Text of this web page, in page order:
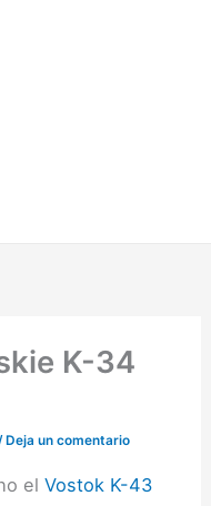
K-34
Deja un comentario
elVostok K-43